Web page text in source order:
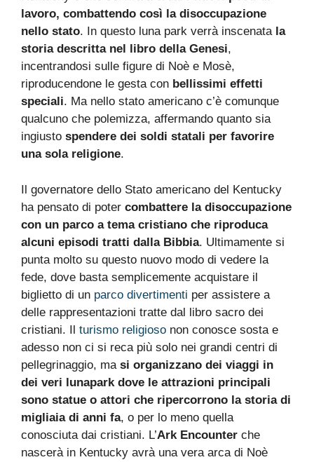
lavoro, combattendo così la disoccupazione
nello stato. In questo luna park verrà inscenata la
storia descritta nel libro della Genesi,
incentrandosi sulle figure di Noè e Mosè,
riproducendone le gesta con bellissimi effetti
speciali. Ma nello stato americano c’è comunque
qualcuno che polemizza, affermando quanto sia
ingiusto spendere dei soldi statali per favorire
una sola religione.
Il governatore dello Stato americano del Kentucky
ha pensato di poter combattere la disoccupazione
con un parco a tema cristiano che riproduca
alcuni episodi tratti dalla Bibbia. Ultimamente si
punta molto su questo nuovo modo di vedere la
fede, dove basta semplicemente acquistare il
biglietto di un parco divertimenti per assistere a
delle rappresentazioni tratte dal libro sacro dei
cristiani. Il turismo religioso non conosce sosta e
adesso non ci si reca più solo nei grandi centri di
pellegrinaggio, ma si organizzano dei viaggi in
dei veri lunapark dove le attrazioni principali
sono statue o attori che ripercorrono la storia di
migliaia di anni fa, o per lo meno quella
conosciuta dai cristiani. L’Ark Encounter che
nascerà in Kentucky avrà una vera arca di Noè